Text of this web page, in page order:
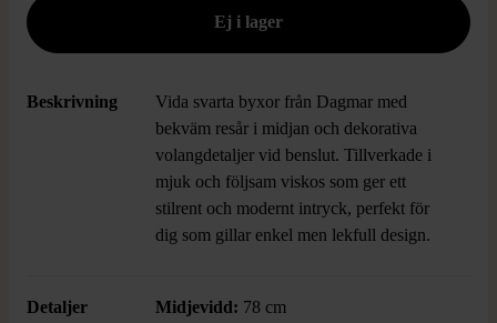
Beskrivning
Vida svarta byxor från Dagmar med
bekväm resår i midjan och dekorativa
volangdetaljer vid benslut. Tillverkade i
mjuk och följsam viskos som ger ett
stilrent och modernt intryck, perfekt för
dig som gillar enkel men lekfull design.
Detaljer Midjevidd: 78 cm